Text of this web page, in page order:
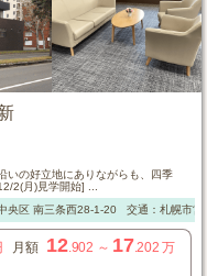
いの好立地にありながらも、四季
2(月)見学開始] ...
央区南三条西28-1-20 交通：札幌市
月額 12.902 ～ 17.202 万